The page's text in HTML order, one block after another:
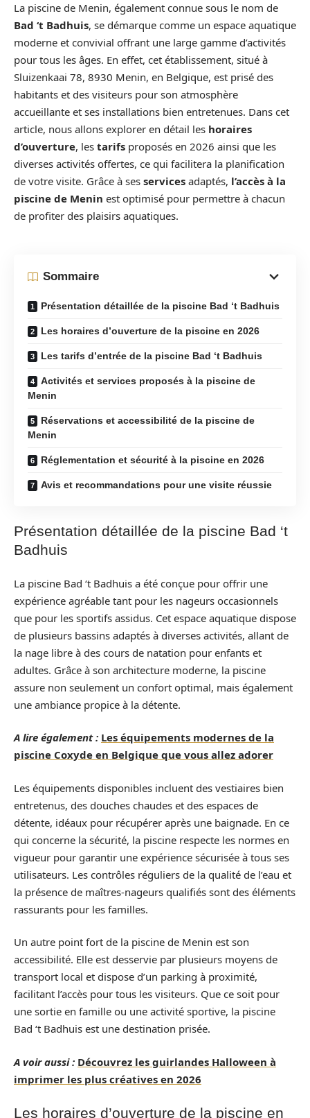
La piscine de Menin, également connue sous le nom de
Bad ‘t Badhuis, se démarque comme un espace aquatique
moderne et convivial offrant une large gamme d’activités
pour tous les âges. En effet, cet établissement, situé à
Sluizenkaai 78, 8930 Menin, en Belgique, est prisé des
habitants et des visiteurs pour son atmosphère
accueillante et ses installations bien entretenues. Dans cet
article, nous allons explorer en détail les horaires
d’ouverture, les tarifs proposés en 2026 ainsi que les
diverses activités offertes, ce qui facilitera la planification
de votre visite. Grâce à ses services adaptés, l’accès à la
piscine de Menin est optimisé pour permettre à chacun
de profiter des plaisirs aquatiques.
Sommaire
Présentation détaillée de la piscine Bad ‘t Badhuis
Les horaires d’ouverture de la piscine en 2026
Les tarifs d’entrée de la piscine Bad ‘t Badhuis
Activités et services proposés à la piscine de
Menin
Réservations et accessibilité de la piscine de
Menin
Réglementation et sécurité à la piscine en 2026
Avis et recommandations pour une visite réussie
Présentation détaillée de la piscine Bad ‘t
Badhuis
La piscine Bad ‘t Badhuis a été conçue pour offrir une
expérience agréable tant pour les nageurs occasionnels
que pour les sportifs assidus. Cet espace aquatique dispose
de plusieurs bassins adaptés à diverses activités, allant de
la nage libre à des cours de natation pour enfants et
adultes. Grâce à son architecture moderne, la piscine
assure non seulement un confort optimal, mais également
une ambiance propice à la détente.
A lire également : Les équipements modernes de la
piscine Coxyde en Belgique que vous allez adorer
Les équipements disponibles incluent des vestiaires bien
entretenus, des douches chaudes et des espaces de
détente, idéaux pour récupérer après une baignade. En ce
qui concerne la sécurité, la piscine respecte les normes en
vigueur pour garantir une expérience sécurisée à tous ses
utilisateurs. Les contrôles réguliers de la qualité de l’eau et
la présence de maîtres-nageurs qualifiés sont des éléments
rassurants pour les familles.
Un autre point fort de la piscine de Menin est son
accessibilité. Elle est desservie par plusieurs moyens de
transport local et dispose d’un parking à proximité,
facilitant l’accès pour tous les visiteurs. Que ce soit pour
une sortie en famille ou une activité sportive, la piscine
Bad ‘t Badhuis est une destination prisée.
A voir aussi : Découvrez les guirlandes Halloween à
imprimer les plus créatives en 2026
Les horaires d’ouverture de la piscine en